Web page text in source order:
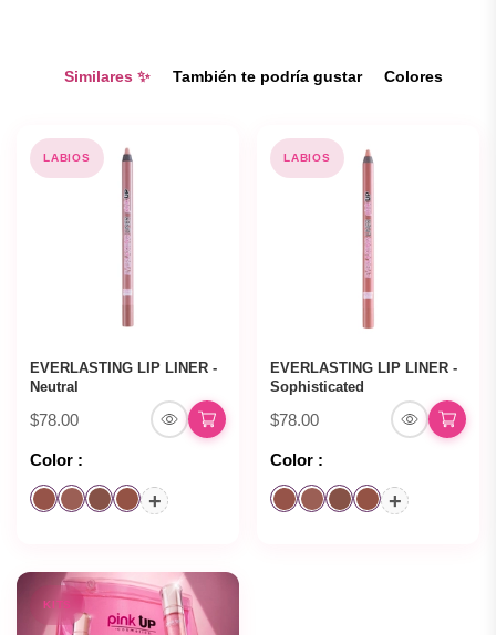
Similares ✨ También te podría gustar Colores
LABIOS
EVERLASTING LIP LINER -
Neutral
$78.00
Color :
+
LABIOS
EVERLASTING LIP LINER -
Sophisticated
$78.00
Color :
+
KITS